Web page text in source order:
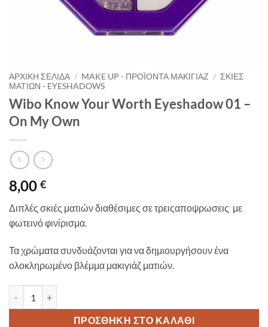
ΑΡΧΙΚΉ ΣΕΛΊΔΑ / MAKE UP - ΠΡΟΪΌΝΤΑ ΜΑΚΙΓΙΆΖ / ΣΚΙΈΣ
ΜΑΤΙΏΝ - EYESHADOWS
Wibo Know Your Worth Eyeshadow 01 –
On My Own
8,00 €
Διπλές σκιές ματιών διαθέσιμες σε τρειςαποψρωσεις με
φωτεινό φινίρισμα.
Τα χρώματα συνδυάζονται για να δημιουργήσουν ένα
ολοκληρωμένο βλέμμα μακιγιάζ ματιών.
ΠΡΟΣΘΉΚΗ ΣΤΟ ΚΑΛΆΘΙ